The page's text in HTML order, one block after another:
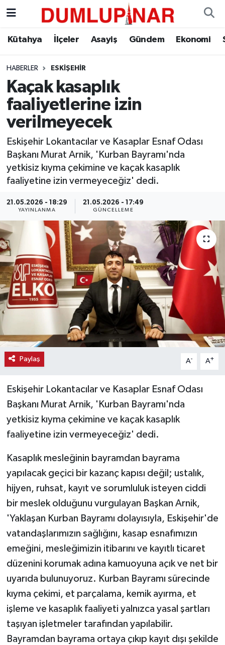
Kütahya İlçeler Asayiş Gündem Ekonomi
HABERLER ESKIŞEHIR
Kaçak kasaplık
faaliyetlerine izin
verilmeyecek
Eskişehir Lokantacılar ve Kasaplar Esnaf Odası
Başkanı Murat Arnik, 'Kurban Bayramı'nda
yetkisiz kıyma çekimine ve kaçak kasaplık
faaliyetine izin vermeyeceğiz' dedi.
21.05.2026 - 18:29
YAYINLANMA
21.05.2026 - 17:49
GÜNCELLEME
Paylaş A- A+
Eskişehir Lokantacılar ve Kasaplar Esnaf Odası
Başkanı Murat Arnik, 'Kurban Bayramı'nda
yetkisiz kıyma çekimine ve kaçak kasaplık
faaliyetine izin vermeyeceğiz' dedi.
Kasaplık mesleğinin bayramdan bayrama
yapılacak geçici bir kazanç kapısı değil; ustalık,
hijyen, ruhsat, kayıt ve sorumluluk isteyen ciddi
bir meslek olduğunu vurgulayan Başkan Arnik,
'Yaklaşan Kurban Bayramı dolayısıyla, Eskişehir'de
vatandaşlarımızın sağlığını, kasap esnafımızın
emeğini, mesleğimizin itibarını ve kayıtlı ticaret
düzenini korumak adına kamuoyuna açık ve net bir
uyarıda bulunuyoruz. Kurban Bayramı sürecinde
kıyma çekimi, et parçalama, kemik ayırma, et
işleme ve kasaplık faaliyeti yalnızca yasal şartları
taşıyan işletmeler tarafından yapılabilir.
Bayramdan bayrama ortaya çıkıp kayıt dışı şekilde
Asayiş
Diğer
Dünya
Eğitim
Ekonomi
Eleman
Haber
Haber İlanlar
Kültür-Sanat
Resmi İlanlar
Siyaset
Teknoloji
Vasıta
Vefat Haberleri
Yaşam
Kütahya Hava Durumu
Kütahya Trafik Yoğunluk Haritası
Süper Lig Puan Durumu ve Fikstür
Tüm Manşetler
Son Dakika Haberleri
Haber Arşivi